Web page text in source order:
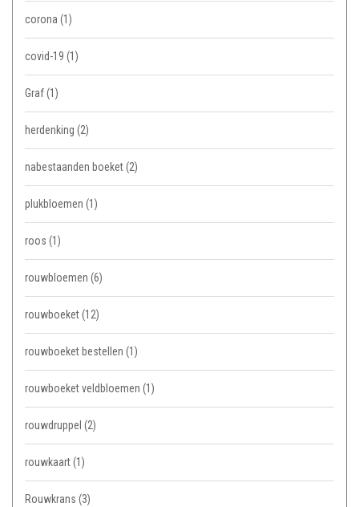
corona (1)
covid-19 (1)
Graf(1)
herdenking (2)
nabestaanden boeket(2)
plukbloemen (1)
roos (1)
rouwbloemen (6)
rouwboeket(12)
rouwboeket bestellen (1)
rouwboeket veldbloemen (1)
rouwdruppel (2)
rouwkaart(1)
Rouwkrans (3)